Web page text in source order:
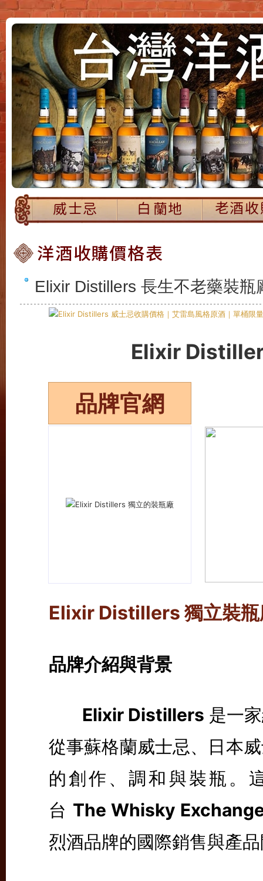
Elixir Distillers 長生不老藥裝瓶
Elixir
品牌官網
Elixir Distillers 獨立裝瓶
品牌介紹與背景
Elixir Distillers 是一
從事蘇格蘭威士忌、日本
的創作、調和與裝瓶。
台 The Whisky
烈酒品牌的國際銷售與產